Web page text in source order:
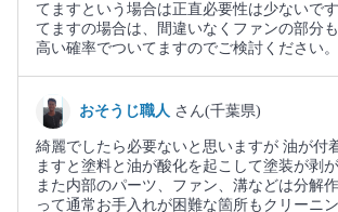
てますという場合は正直必要性は少ないで
てますの場合は、間違いなくファンの部分
高い確率でついてますのでご検討ください。
おそうじ職人 さん(千葉県)
綺麗でしたら必要ないと思いますが 油が付
ますと塗料と油が酸化を起こして塗装が剥
また内部のパーツ、ファン、溝などは分解
って通常お手入れが困難な箇所もクリーニ